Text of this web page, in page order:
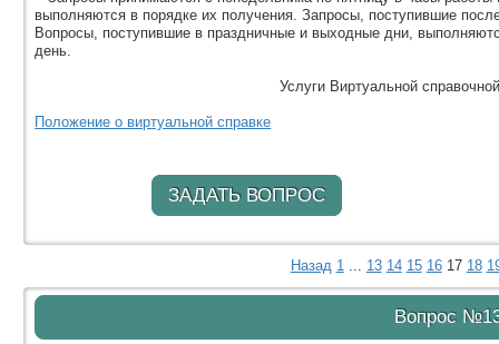
выполняются в порядке их получения. Запросы, поступившие
Вопросы, поступившие в праздничные и выходные дни,
день.
Услуги Виртуальной
Положение о виртуальной справке
ЗАДАТЬ ВОПРОС
Назад 1 ... 13 14 15 16 17 18
Вопрос